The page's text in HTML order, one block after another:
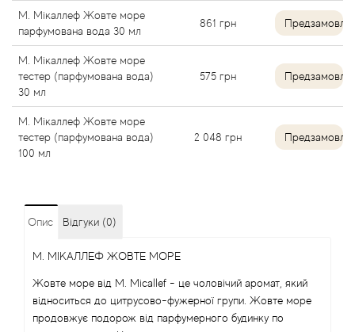
М. Мікаллеф Жовте море
парфумована вода 30 мл
861 грн
М. Мікаллеф Жовте море
тестер (парфумована вода)
30 мл
575 грн
М. Мікаллеф Жовте море
тестер (парфумована вода)
100 мл
2 048 грн
Опис Відгуки (0)
М. МІКАЛЛЕФ ЖОВТЕ МОРЕ
Жовте море від M. Micallef - це чоловічий аромат, який
відноситься до цитрусово-фужерної групи. Жовте море
продовжує подорож від парфумерного будинку по
Amouage
Amouroud
Andre L'Arom
Angel Schlesser
Anna Sui
Annayake
Anne Fontaine